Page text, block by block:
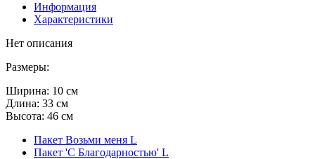
Информация
Характеристики
Нет описания
Размеры:
Ширина: 10 см
Длина: 33 см
Высота: 46 см
Пакет Возьми меня L
Пакет 'С Благодарностью' L